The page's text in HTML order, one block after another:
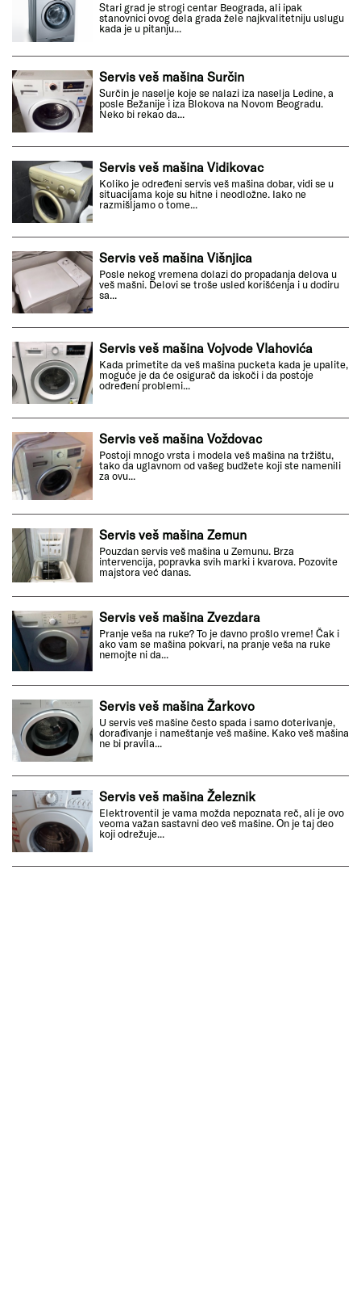
Stari grad je strogi centar Beograda, ali ipak
stanovnici ovog dela grada žele najkvalitetniju uslugu
kada je u pitanju...
Servis veš mašina Surčin
Surčin je naselje koje se nalazi iza naselja Ledine, a
posle Bežanije i iza Blokova na Novom Beogradu.
Neko bi rekao da...
Servis veš mašina Vidikovac
Koliko je određeni servis veš mašina dobar, vidi se u
situacijama koje su hitne i neodložne. Iako ne
razmišljamo o tome...
Servis veš mašina Višnjica
Posle nekog vremena dolazi do propadanja delova u
veš mašni. Delovi se troše usled korišćenja i u dodiru
sa...
Servis veš mašina Vojvode Vlahovića
Kada primetite da veš mašina pucketa kada je upalite,
moguće je da će osigurač da iskoči i da postoje
određeni problemi...
Servis veš mašina Voždovac
Postoji mnogo vrsta i modela veš mašina na tržištu,
tako da uglavnom od vašeg budžete koji ste namenili
za ovu...
Servis veš mašina Zemun
Pouzdan servis veš mašina u Zemunu. Brza
intervencija, popravka svih marki i kvarova. Pozovite
majstora već danas.
Servis veš mašina Zvezdara
Pranje veša na ruke? To je davno prošlo vreme! Čak i
ako vam se mašina pokvari, na pranje veša na ruke
nemojte ni da...
Servis veš mašina Žarkovo
U servis veš mašine često spada i samo doterivanje,
dorađivanje i nameštanje veš mašine. Kako veš mašina
ne bi pravila...
Servis veš mašina Železnik
Elektroventil je vama možda nepoznata reč, ali je ovo
veoma važan sastavni deo veš mašine. On je taj deo
koji odrežuje...